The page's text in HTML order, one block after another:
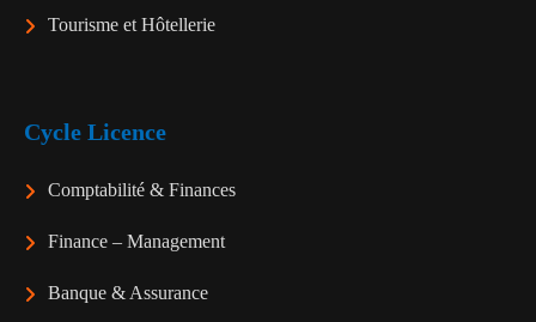
Tourisme et Hôtellerie
Cycle Licence
Comptabilité & Finances
Finance – Management
Banque & Assurance